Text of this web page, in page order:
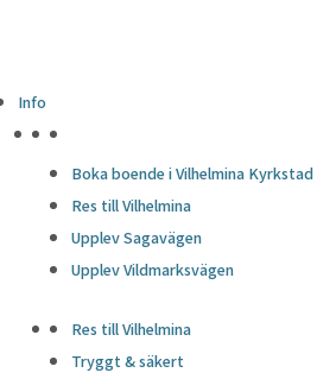
Info
Boka boende i Vilhelmina Kyrkstad
Res till Vilhelmina
Upplev Sagavägen
Upplev Vildmarksvägen
Res till Vilhelmina
Tryggt & säkert